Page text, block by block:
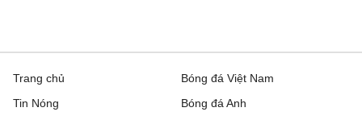
Trang chủ
Tin Nóng
Bóng đá Việt Nam
Bóng đá Anh